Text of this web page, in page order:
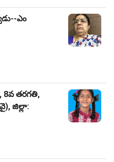
ఎం
8వ తరగతి,
జిల్లా: